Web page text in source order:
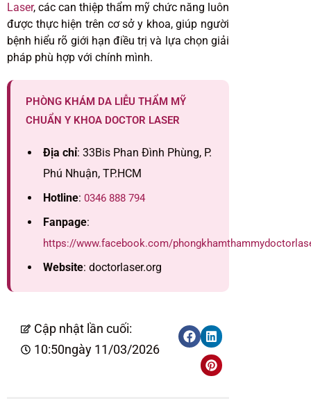
Laser, các can thiệp thẩm mỹ chức năng luôn
được thực hiện trên cơ sở y khoa, giúp người
bệnh hiểu rõ giới hạn điều trị và lựa chọn giải
pháp phù hợp với chính mình.
PHÒNG KHÁM DA LIỄU THẨM MỸ
CHUẨN Y KHOA DOCTOR LASER
Địa chỉ: 33Bis Phan Đình Phùng, P.
Phú Nhuận, TP.HCM
Hotline: 0346 888 794
Fanpage:
https://www.facebook.com/
Website: doctorlaser.org
Cập nhật lần cuối:
10:50ngày 11/03/2026